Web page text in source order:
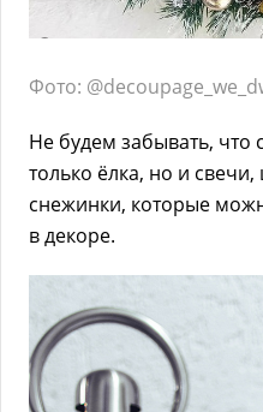
Фото:
Не будем забывать, что
только ёлка, но и
снежинки, которые
в декоре.